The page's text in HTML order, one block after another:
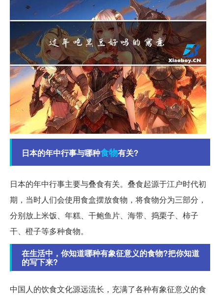
日本的年中行事与哪种食物有关?
日本的年中行事主要与叠食有关。叠食起源于江户时代初
期，当时人们会使用食盒摆放食物，将食物分为三部分，
分别放上米饭、年糕、干鲍鱼片、海带、捣栗子、柿子
干、橙子等多种食物。
在生活中，你知道哪种有象征意义的食物?把你知道
的写下来?
中国人的饮食文化源远流长，充满了各种有象征意义的食